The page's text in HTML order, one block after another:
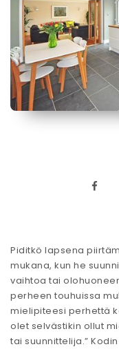
Piditkö lapsena
mukana, kun he
vaihtoa tai
perheen touhuissa
mielipiteesi perhettä
olet selvästikin ollut
tai suunnittelija.”